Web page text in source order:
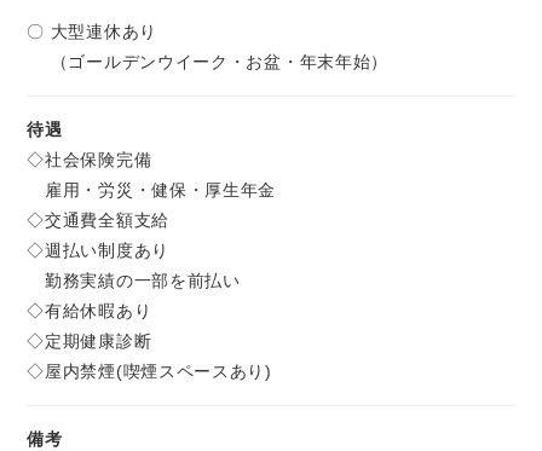
〇 大型連休あり
（ゴールデンウイーク・お盆・年末年始）
待遇
◇社会保険完備
雇用・労災・健保・厚生年金
◇交通費全額支給
◇週払い制度あり
勤務実績の一部を前払い
◇有給休暇あり
◇定期健康診断
◇屋内禁煙(喫煙スペースあり)
備考